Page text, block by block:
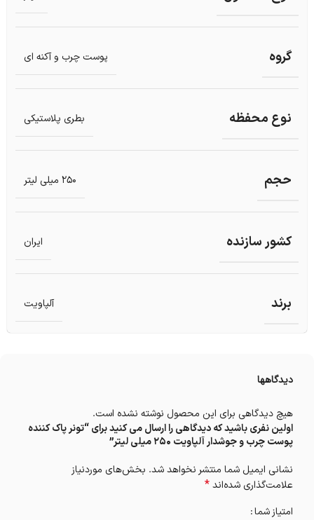
گروه پوست چرب و آکنه ای
نوع محفظه بطری پلاستیکی
حجم 250 میلی لیتر
کشور سازنده ایران
برند آلپاویت
دیدگاهها
هیچ دیدگاهی برای این محصول نوشته نشده است.
اولین نفری باشید که دیدگاهی را ارسال می کنید برای “تونر پاک کننده
پوست چرب و جوشدار آلپاویت ۲۵۰ میلی لیتر”
نشانی ایمیل شما منتشر نخواهد شد. بخش‌های موردنیاز
علامت‌گذاری شده‌اند*
امتیاز شما